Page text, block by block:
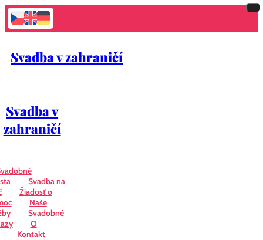
Svadba v zahraničí
Svadba v
zahraničí
Svadba na
Žiadosť o
Naše
Svadobné
O
Kontakt